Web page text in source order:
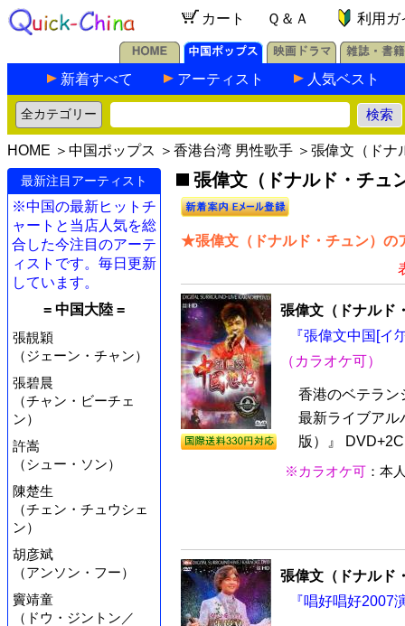
カート Ｑ＆Ａ 利用ガ
新着すべて アーティスト 人気ベスト
HOME ＞ 中国ポップス ＞ 香港台湾 男性歌手 ＞張偉文（ドナ
最新注目アーティスト
※中国の最新ヒットチ
ャートと当店人気を総
合した今注目のアーテ
ィストです。毎日更新
しています。
= 中国大陸 =
張靚穎
（ジェーン・チャン）
張碧晨
（チャン・ビーチェ
ン）
許嵩
（シュー・ソン）
陳楚生
（チェン・チュウシェ
ン）
胡彦斌
（アンソン・フー）
竇靖童
（ドウ・ジントン／
張偉文（ドナルド・チュ
★張偉文（ドナルド・チュン）の
張偉文（ドナルド
『張偉文中国[イ
（カラオケ可）
香港のベテラ
最新ライブアル
版）』
※カラオケ可 ：本
張偉文（ドナルド
『唱好唱好2007